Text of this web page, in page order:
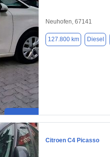
Neuhofen, 67141
127.800 km Diesel
Citroen C4 Picasso